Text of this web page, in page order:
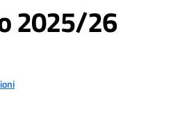
2025/26